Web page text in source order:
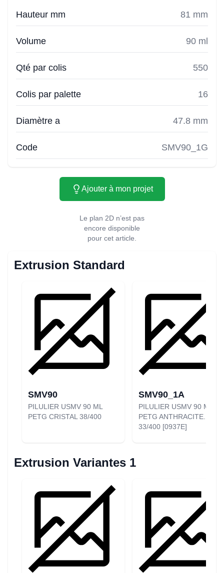
Hauteur mm 81 mm
Volume 90 ml
Qté par colis 550
Colis par palette 16
Diamètre a 47.8 mm
Code SMV90_1G
Ajouter à mon projet
Le plan 2D n’est pas
encore disponible
pour cet article.
Extrusion Standard
SMV90
PILULIER USMV 90 ML
PETG CRISTAL 38/400
SMV90_1A
PILULIER USMV 90 ML
PETG ANTHRACITE.
33/400 [0937E]
Extrusion Variantes 1